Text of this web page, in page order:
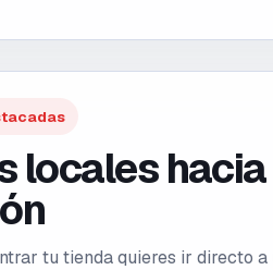
locales hacia
tu tienda quieres ir directo